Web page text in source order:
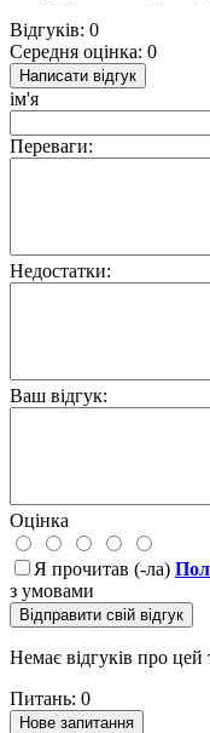
Відгуків: 0
Середня оцінка: 0
Написати відгук
ім'я
Переваги:
Недостатки:
Ваш відгук:
Оцінка
Я прочитав (-ла)
з умовами
Відправити свій відгук
Немає відгуків про цей
Питань: 0
Нове запитання